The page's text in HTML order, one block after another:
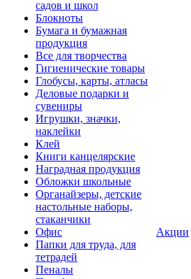
садов и школ
Блокноты
Бумага и бумажная
продукция
Все для творчества
Гигиенические товары
Глобусы, карты, атласы
Деловые подарки и
сувениры
Игрушки, значки,
наклейки
Клей
Книги канцелярские
Наградная продукция
Обложки школьные
Органайзеры, детские
настольные наборы,
стаканчики
Офис
Папки для труда, для
тетрадей
Пеналы
Акции